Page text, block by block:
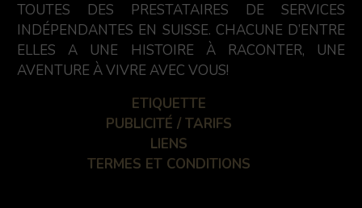
TOUTES DES PRESTATAIRES DE SERVICES
INDÉPENDANTES EN SUISSE. CHACUNE D’ENTRE
ELLES A UNE HISTOIRE À RACONTER, UNE
AVENTURE À VIVRE AVEC VOUS!
ETIQUETTE
PUBLICITÉ / TARIFS
LIENS
TERMES ET CONDITIONS